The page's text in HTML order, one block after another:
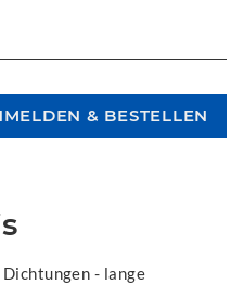
- lange